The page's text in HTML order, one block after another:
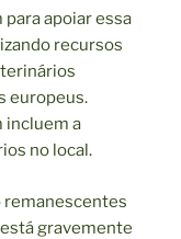
para apoiar essa
recursos
europeus.
incluem a
no local.
remanescentes
gravemente